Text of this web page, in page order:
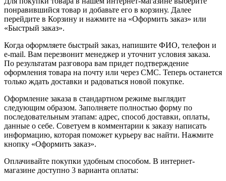
понравившийся товар и добавьте его в корзину. Далее
перейдите в Корзину и нажмите на «Оформить заказ» или
«Быстрый заказ».
Когда оформляете быстрый заказ, напишите ФИО, телефон и
e-mail. Вам перезвонит менеджер и уточнит условия заказа.
По результатам разговора вам придет подтверждение
оформления товара на почту или через СМС. Теперь останется
только ждать доставки и радоваться новой покупке.
Оформление заказа в стандартном режиме выглядит
следующим образом. Заполняете полностью форму по
последовательным этапам: адрес, способ доставки, оплаты,
данные о себе. Советуем в комментарии к заказу написать
информацию, которая поможет курьеру вас найти. Нажмите
кнопку «Оформить заказ».
Оплачивайте покупки удобным способом. В интернет-
магазине доступно 3 варианта оплаты: